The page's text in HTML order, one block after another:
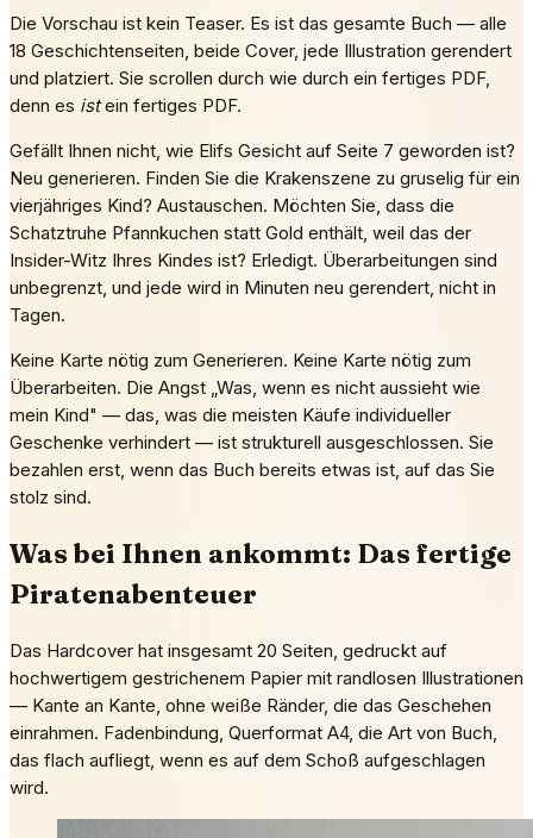
Die Vorschau ist kein Teaser. Es ist das gesamte Buch — alle
18 Geschichtenseiten, beide Cover, jede Illustration gerendert
und platziert. Sie scrollen durch wie durch ein fertiges PDF,
denn es istein fertiges PDF.
Gefällt Ihnen nicht, wie Elifs Gesicht auf Seite 7 geworden ist?
Neu generieren. Finden Sie die Krakenszene zu gruselig für ein
vierjähriges Kind? Austauschen. Möchten Sie, dass die
Schatztruhe Pfannkuchen statt Gold enthält, weil das der
Insider-Witz Ihres Kindes ist? Erledigt. Überarbeitungen sind
unbegrenzt, und jede wird in Minuten neu gerendert, nicht in
Tagen.
Keine Karte nötig zum Generieren. Keine Karte nötig zum
Überarbeiten. Die Angst „Was, wenn es nicht aussieht wie
mein Kind" — das, was die meisten Käufe individueller
Geschenke verhindert — ist strukturell ausgeschlossen. Sie
bezahlen erst, wenn das Buch bereits etwas ist, auf das Sie
stolz sind.
Was bei Ihnen ankommt: Das fertige
Piratenabenteuer
Das Hardcover hat insgesamt 20 Seiten, gedruckt auf
hochwertigem gestrichenem Papier mit randlosen Illustrationen
— Kante an Kante, ohne weiße Ränder, die das Geschehen
einrahmen. Fadenbindung, Querformat A4, die Art von Buch,
das flach aufliegt, wenn es auf dem Schoß aufgeschlagen
wird.